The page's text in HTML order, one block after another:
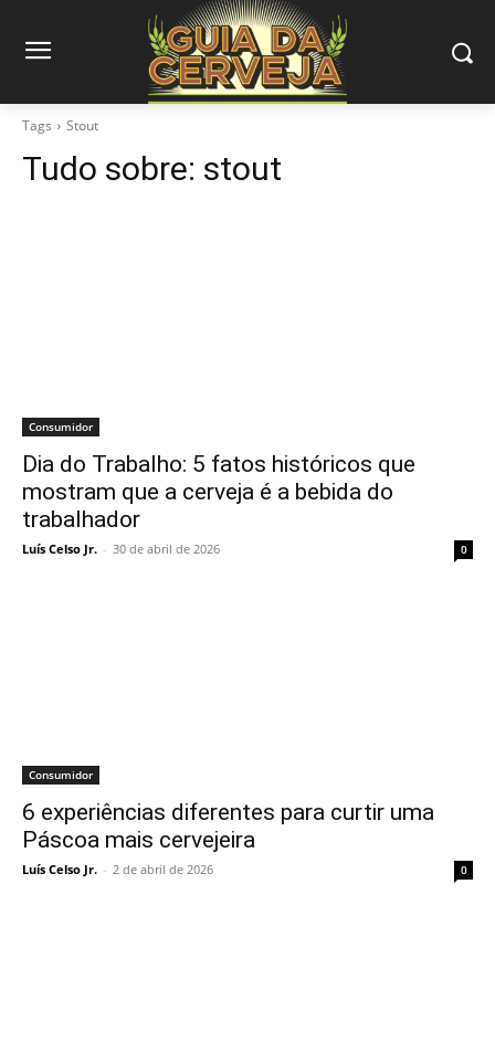
Tags Stout
Tudo sobre: stout
Consumidor
Dia do Trabalho: 5 fatos históricos que
mostram que a cerveja é a bebida do
trabalhador
Luís Celso Jr. - 30 de abril de 2026 0
Consumidor
6 experiências diferentes para curtir uma
Páscoa mais cervejeira
Luís Celso Jr. - 2 de abril de 2026 0